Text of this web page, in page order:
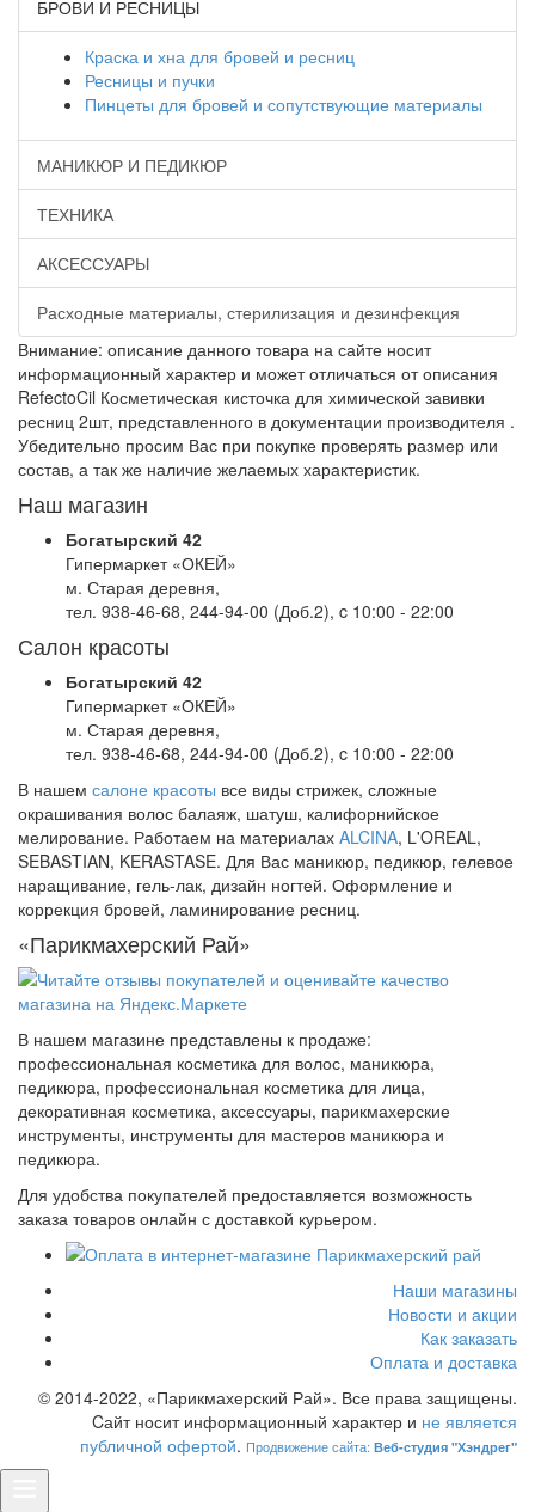
БРОВИ И РЕСНИЦЫ
Краска и хна для бровей и ресниц
Ресницы и пучки
Пинцеты для бровей и сопутствующие материалы
МАНИКЮР И ПЕДИКЮР
ТЕХНИКА
АКСЕССУАРЫ
Расходные материалы, стерилизация и дезинфекция
Внимание: описание данного товара на сайте носит
информационный характер и может отличаться от описания
RefectoCil Косметическая кисточка для химической завивки
ресниц 2шт, представленного в документации производителя .
Убедительно просим Вас при покупке проверять размер или
состав, а так же наличие желаемых характеристик.
Наш магазин
Богатырский 42
Гипермаркет «ОКЕЙ»
м. Старая деревня,
тел. 938-46-68, 244-94-00 (Доб.2), c 10:00 - 22:00
Салон красоты
Богатырский 42
Гипермаркет «ОКЕЙ»
м. Старая деревня,
тел. 938-46-68, 244-94-00 (Доб.2), c 10:00 - 22:00
В нашем салоне красоты все виды стрижек, сложные
окрашивания волос балаяж, шатуш, калифорнийское
мелирование. Работаем на материалах ALCINA, L'OREAL,
SEBASTIAN, KERASTASE. Для Вас маникюр, педикюр, гелевое
наращивание, гель-лак, дизайн ногтей. Оформление и
коррекция бровей, ламинирование ресниц.
«Парикмахерский Рай»
В нашем магазине представлены к продаже:
профессиональная косметика для волос, маникюра,
педикюра, профессиональная косметика для лица,
декоративная косметика, аксессуары, парикмахерские
инструменты, инструменты для мастеров маникюра и
педикюра.
Для удобства покупателей предоставляется возможность
заказа товаров онлайн с доставкой курьером.
Наши магазины
Новости и акции
Как заказать
Оплата и доставка
© 2014-2022, «Парикмахерский Рай». Все права защищены.
Cайт носит информационный характер и не является
публичной офертой. Продвижение сайта: Веб-студия "Хэндрег"